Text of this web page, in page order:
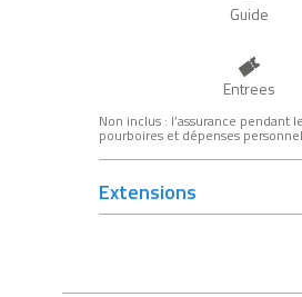
Guide
Entrees
Non inclus : l’assurance pendant
pourboires et dépenses
Extensions